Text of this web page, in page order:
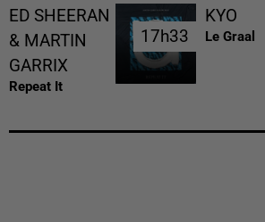
ED SHEERAN
& MARTIN
GARRIX
Repeat It
17h33
17h33
KYO
Le Graal